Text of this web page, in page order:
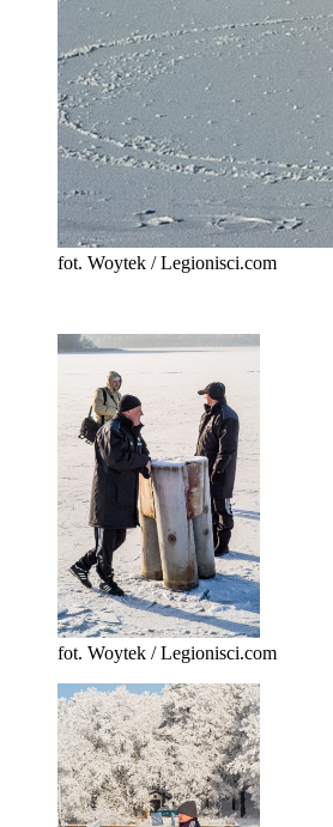
fot. Woytek / Legionisci.com
fot. Woytek / Legionisci.com